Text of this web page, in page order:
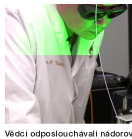
Vědci odposlouchávali